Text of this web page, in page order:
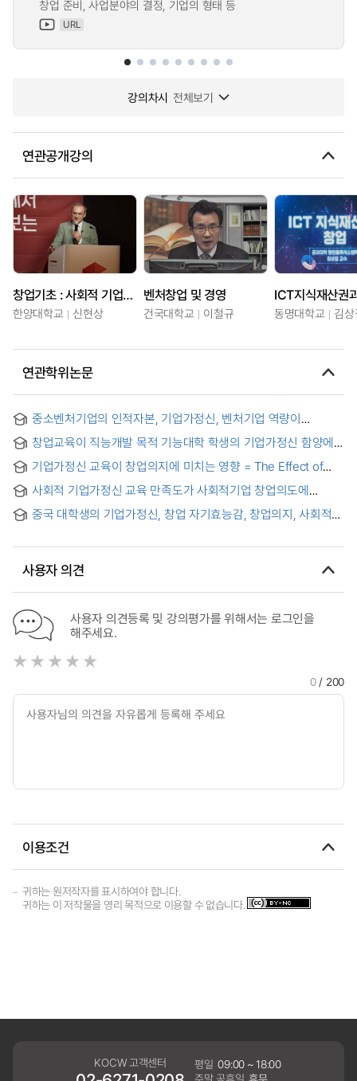
창업 준비, 사업분야의 결정, 기업의 형태 등
URL
강의차시 전체보기
연관공개강의
창업기초 : 사회적 기업가정신
한양대학교 신현상
벤처창업 및 경영
건국대학교 이철규
ICT지식재산권
동명대학교 김
연관학위논문
중소벤처기업의 인적자본, 기업가정신, 벤처기업 역량이
창업가의 만족도에 미치는 영향에 관한 실증연구 : 경영성과를
매개효과 중심으로 = Empirical Research on the Impact of
Human Capital, Entrepreneurship, and Venture Capabilities
of SMEs on Entrepreneurs' Satisfaction : Focusing on the
Mediating Effect of Management Performance
창업교육이 직능개발 목적 기능대학 학생의 기업가정신 함양에
미치는 효과 : 한국폴리텍대학을 중심으로
기업가정신 교육이 창업의지에 미치는 영향 = The Effect of
Entrepreneurship education program on Start-up
intention
사회적 기업가정신 교육 만족도가 사회적기업 창업의도에
미치는 영향 과정에 대한 연구 = The Effect of Social
Entrepreneurship Education Satisfaction on Social
중국 대학생의 기업가정신, 창업 자기효능감, 창업의지, 사회적
entrepreneurship, entrepreneurial self-efficacy,
university students
사용자 의견
사용자 의견등록 및 강의평가를 위해서는 로그인을
해주세요.
0/ 200
이용조건
귀하는 원저작자를 표시하여야 합니다.
귀하는 이 저작물을 영리 목적으로 이용할 수 없습니다.
KOCW 고객센터 평일 09:00 ~ 18:00
주말,공휴일 휴무